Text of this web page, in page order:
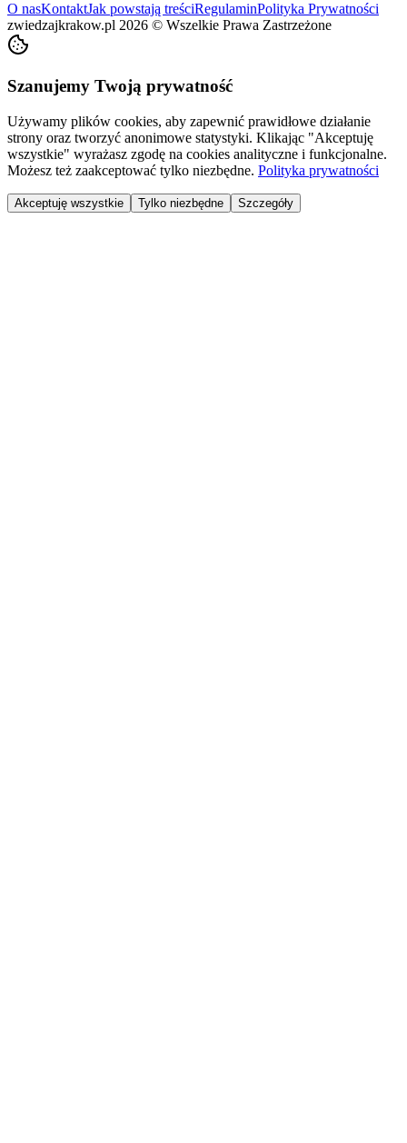
O nasKontaktJak powstają treściRegulaminPolityka Prywatności
zwiedzajkrakow.pl 2026 © Wszelkie Prawa Zastrzeżone
Szanujemy Twoją prywatność
Używamy plików cookies, aby zapewnić prawidłowe działanie
strony oraz tworzyć anonimowe statystyki. Klikając "Akceptuję
wszystkie" wyrażasz zgodę na cookies analityczne i funkcjonalne.
Możesz też zaakceptować tylko niezbędne. Polityka prywatności
Akceptuję wszystkie Tylko niezbędne Szczegóły